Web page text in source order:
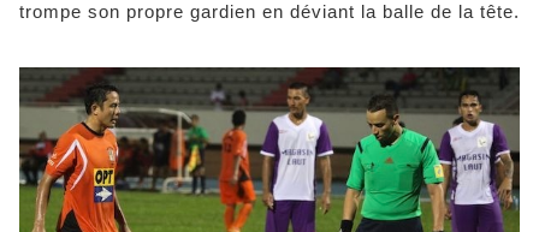
trompe son propre gardien en déviant la balle de la tête.